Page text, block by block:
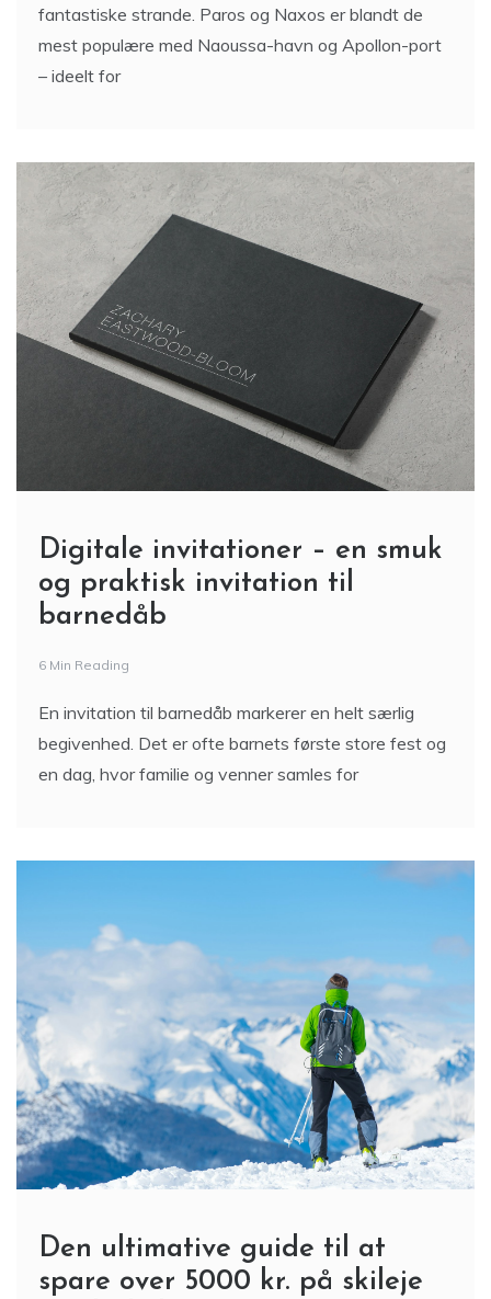
fantastiske strande. Paros og Naxos er blandt de
mest populære med Naoussa-havn og Apollon-port
– ideelt for
Digitale invitationer – en smuk
og praktisk invitation til
barnedåb
6 Min Reading
En invitation til barnedåb markerer en helt særlig
begivenhed. Det er ofte barnets første store fest og
en dag, hvor familie og venner samles for
Den ultimative guide til at
spare over 5000 kr. på skileje